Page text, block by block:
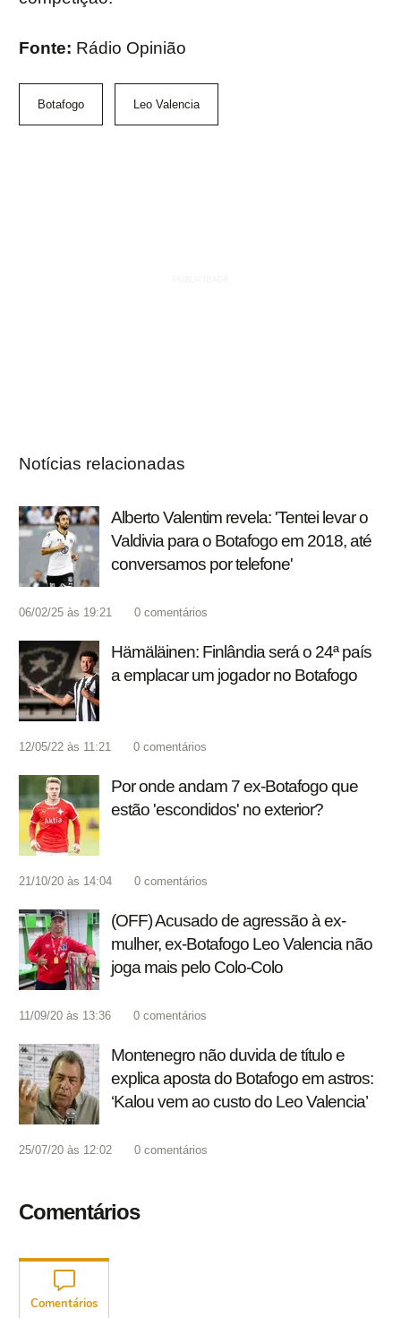
Fonte: Rádio Opinião
Botafogo Leo Valencia
Notícias relacionadas
Alberto Valentim revela: 'Tentei levar o
Valdivia para o Botafogo em 2018, até
conversamos por telefone'
06/02/25 às 19:21 0 comentários
Hämäläinen: Finlândia será o 24ª país
a emplacar um jogador no Botafogo
12/05/22 às 11:21 0 comentários
Por onde andam 7 ex-Botafogo que
estão 'escondidos' no exterior?
21/10/20 às 14:04 0 comentários
(OFF) Acusado de agressão à ex-
mulher, ex-Botafogo Leo Valencia não
joga mais pelo Colo-Colo
11/09/20 às 13:36 0 comentários
Montenegro não duvida de título e
explica aposta do Botafogo em astros:
‘Kalou vem ao custo do Leo Valencia’
25/07/20 às 12:02 0 comentários
Comentários